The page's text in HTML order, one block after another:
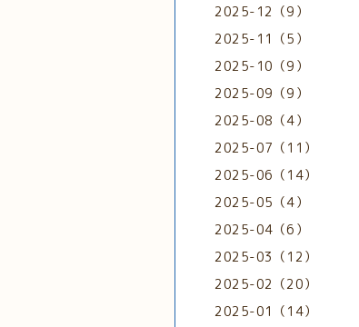
2025-12（9）
2025-11（5）
2025-10（9）
2025-09（9）
2025-08（4）
2025-07（11）
2025-06（14）
2025-05（4）
2025-04（6）
2025-03（12）
2025-02（20）
2025-01（14）